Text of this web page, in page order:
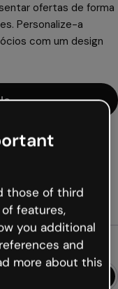
ofertas de forma
Personalize-a
com um design
those of third
features,
you additional
and
more about this